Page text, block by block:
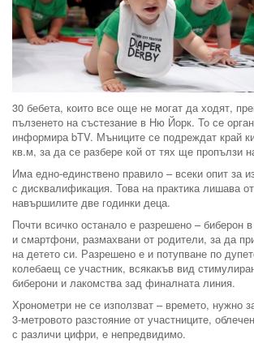
30 бебета, които все още не могат да ходят,
пълзенето на състезание в Ню Йорк. То се
информира bTV. Мъниците се подреждат край
кв.м, за да се разбере кой от тях ще пропълзи
Има едно-единствено правило – всеки опит за
с дисквалификация. Това на практика лишава
навършилите две годинки деца.
Почти всичко останало е разрешено – биберон
и смартфони, размахвани от родители, за да
на детето си. Разрешено е и потупване по
колебаещ се участник, всякакъв вид
биберони и лакомства зад финалната линия.
Хронометри не се използват – времето, нужно
3-метровото разстояние от участниците,
с различи цифри, е непредвидимо.